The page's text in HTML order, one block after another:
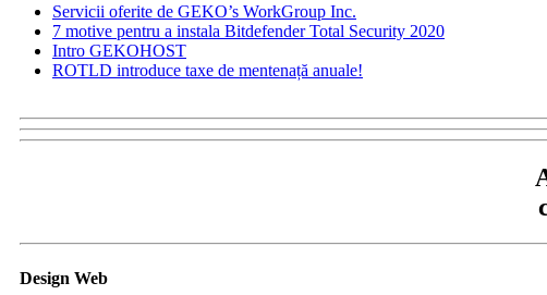
Servicii oferite de GEKO’s WorkGroup Inc.
7 motive pentru a instala Bitdefender Total Security 2020
Intro GEKOHOST
ROTLD introduce taxe de mentenață anuale!
Design Web